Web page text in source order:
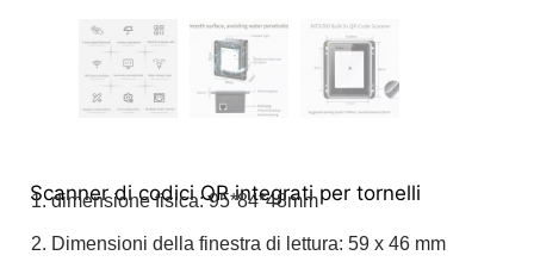
Scanner di codici QR integrati per tornelli
1. dimensione fisica: 95*84*48mm
2. Dimensioni della finestra di lettura: 59 x 46 mm